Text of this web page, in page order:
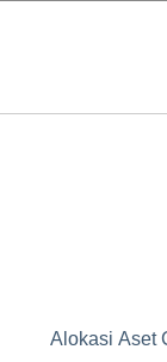
Alokasi Aset